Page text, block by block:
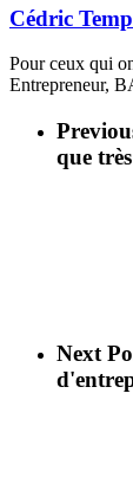
Cédric
Pour ceux qui
Entrepreneur,
que
Next